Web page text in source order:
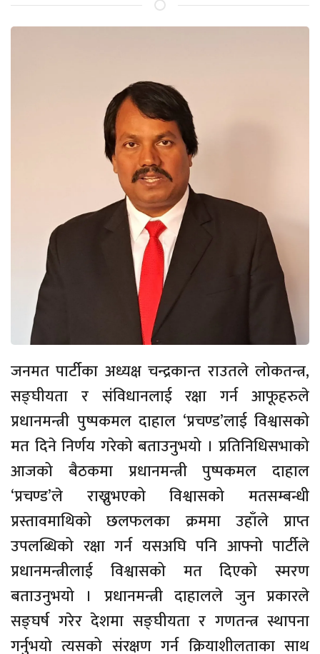
जनमत पार्टीका अध्यक्ष चन्द्रकान्त राउतले लोकतन्त्र,
सङ्घीयता र संविधानलाई रक्षा गर्न आफूहरुले
प्रधानमन्त्री पुष्पकमल दाहाल ‘प्रचण्ड’लाई विश्वासको
मत दिने निर्णय गरेको बताउनुभयो । प्रतिनिधिसभाको
आजको बैठकमा प्रधानमन्त्री पुष्पकमल दाहाल
‘प्रचण्ड’ले राख्नुभएको विश्वासको मतसम्बन्धी
प्रस्तावमाथिको छलफलका क्रममा उहाँले प्राप्त
उपलब्धिको रक्षा गर्न यसअघि पनि आफ्नो पार्टीले
प्रधानमन्त्रीलाई विश्वासको मत दिएको स्मरण
बताउनुभयो । प्रधानमन्त्री दाहालले जुन प्रकारले
सङ्घर्ष गरेर देशमा सङ्घीयता र गणतन्त्र स्थापना
गर्नुभयो त्यसको संरक्षण गर्न क्रियाशीलताका साथ